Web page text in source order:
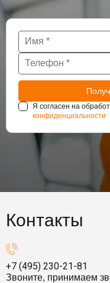
Я согласен на
конфиденциальности
Контакты
+7 (495) 230-21-81
Звоните, принимаем